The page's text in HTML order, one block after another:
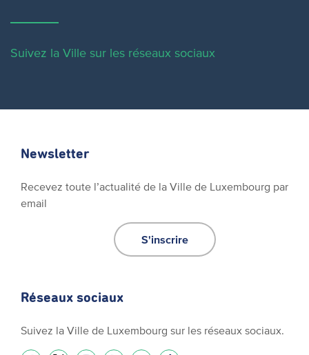
Suivez la Ville sur les réseaux sociaux
Newsletter
Recevez toute l’actualité de la Ville de Luxembourg par
email
S'inscrire
Réseaux sociaux
Suivez la Ville de Luxembourg sur les réseaux sociaux.